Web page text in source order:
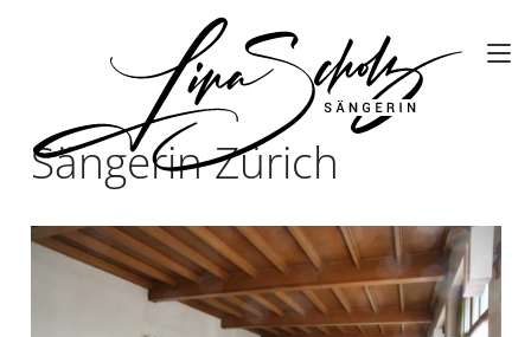
Sängerin Zürich